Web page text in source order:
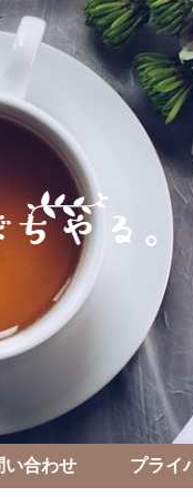
い合わせ プライ